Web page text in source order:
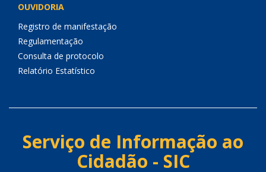
OUVIDORIA
Registro de manifestação
Regulamentação
Consulta de protocolo
Relatório Estatístico
Serviço de Informação ao
Cidadão - SIC